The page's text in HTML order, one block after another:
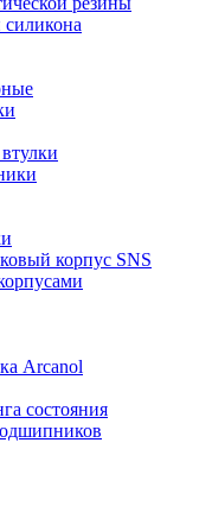
силикона
корпус SNS
Arcanol
состояния